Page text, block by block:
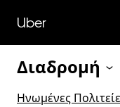
κύριο
περιεχόμενο
Uber
Διαδρομή
Ηνωμένες